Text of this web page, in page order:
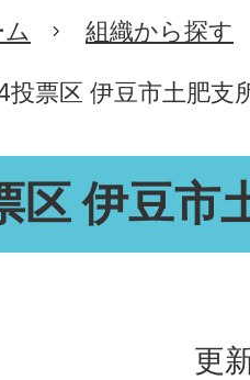
組織から探す
投票区 伊豆市土肥支
区 伊豆市
更